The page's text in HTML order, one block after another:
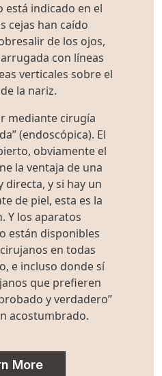
está indicado en el
cejas han caído
de los ojos,
con líneas
verticales sobre el
la nariz.
mediante cirugía
(endoscópica). El
obviamente el
la ventaja de una
directa, y si hay un
de piel, esta es la
Y los aparatos
están disponibles
en todas
e incluso donde sí
que prefieren
y verdadero”
acostumbrado.
More